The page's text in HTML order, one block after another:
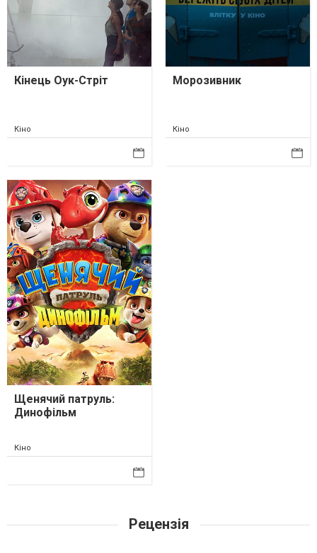
Кінець Оук-Стріт
Кіно
Морозивник
Кіно
Щенячий патруль:
Динофільм
Кіно
Рецензія